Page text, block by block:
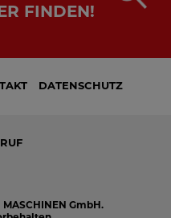
FINDEN!
DATENSCHUTZ
GmbH.